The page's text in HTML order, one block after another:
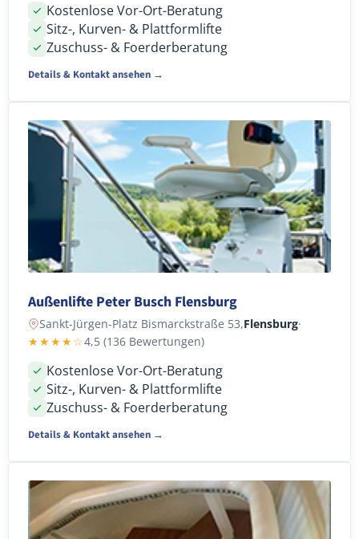
Kostenlose Vor-Ort-Beratung
Sitz-, Kurven- & Plattformlifte
Zuschuss- & Foerderberatung
Details & Kontakt ansehen →
Außenlifte Peter Busch Flensburg
Sankt-Jürgen-Platz Bismarckstraße 53,Flensburg·
★★★★☆4,5 (136 Bewertungen)
Kostenlose Vor-Ort-Beratung
Sitz-, Kurven- & Plattformlifte
Zuschuss- & Foerderberatung
Details & Kontakt ansehen →